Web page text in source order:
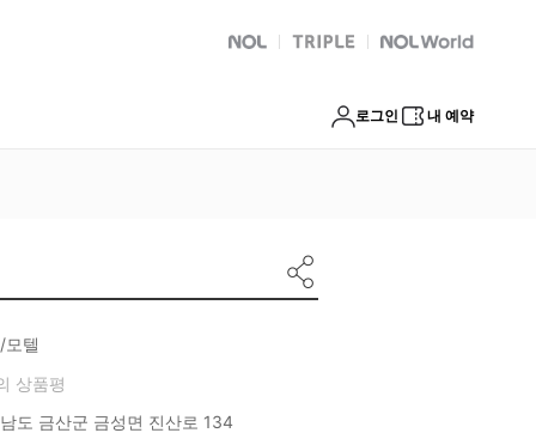
NOL 트리플 Global Interpark
로그인 내 예약
모텔
상품평
도 금산군 금성면 진산로 134